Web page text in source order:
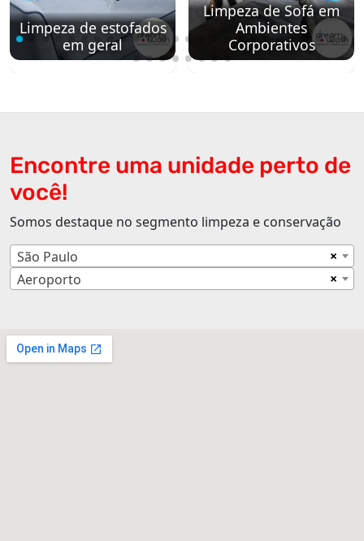
Limpeza de estofados
em geral
Limpeza de Sofá em
Ambientes
Corporativos
Encontre uma unidade perto de
você!
Somos destaque no segmento limpeza e conservação
×
São Paulo
×
Aeroporto